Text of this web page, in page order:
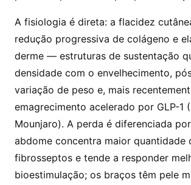
A fisiologia é direta: a flacidez
redução progressiva de colágeno e
derme — estruturas de sustentação
densidade com o envelhecimento,
variação de peso e, mais
emagrecimento acelerado por GLP-1
Mounjaro). A perda é diferenciada
abdome concentra maior quantidade
fibrosseptos e tende a responder
bioestimulação; os braços têm pele